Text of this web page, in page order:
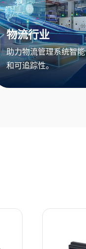
物流行业
助力物流管理系统智
和可追踪性。